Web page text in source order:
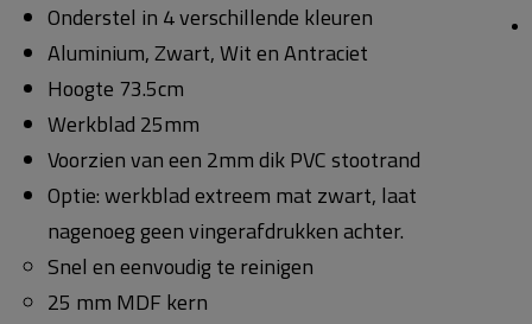
Onderstel in 4 verschillende kleuren
Aluminium, Zwart, Wit en Antraciet
Hoogte 73.5cm
Werkblad 25mm
Voorzien van een 2mm dik PVC stootrand
Optie: werkblad extreem mat zwart, laat
nagenoeg geen vingerafdrukken achter.
Snel en eenvoudig te reinigen
25 mm MDF kern